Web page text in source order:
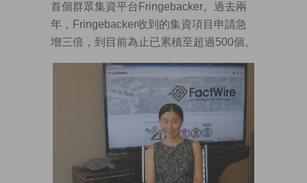
首個群眾集資平台Fringebacker。過去兩
年，Fringebacker收到的集資項目申請急
增三倍，到目前為止已累積至超過500個。